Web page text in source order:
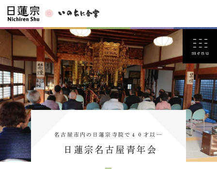
名古屋市内の日蓮宗寺院で４０才以…
日蓮宗名古屋青年会